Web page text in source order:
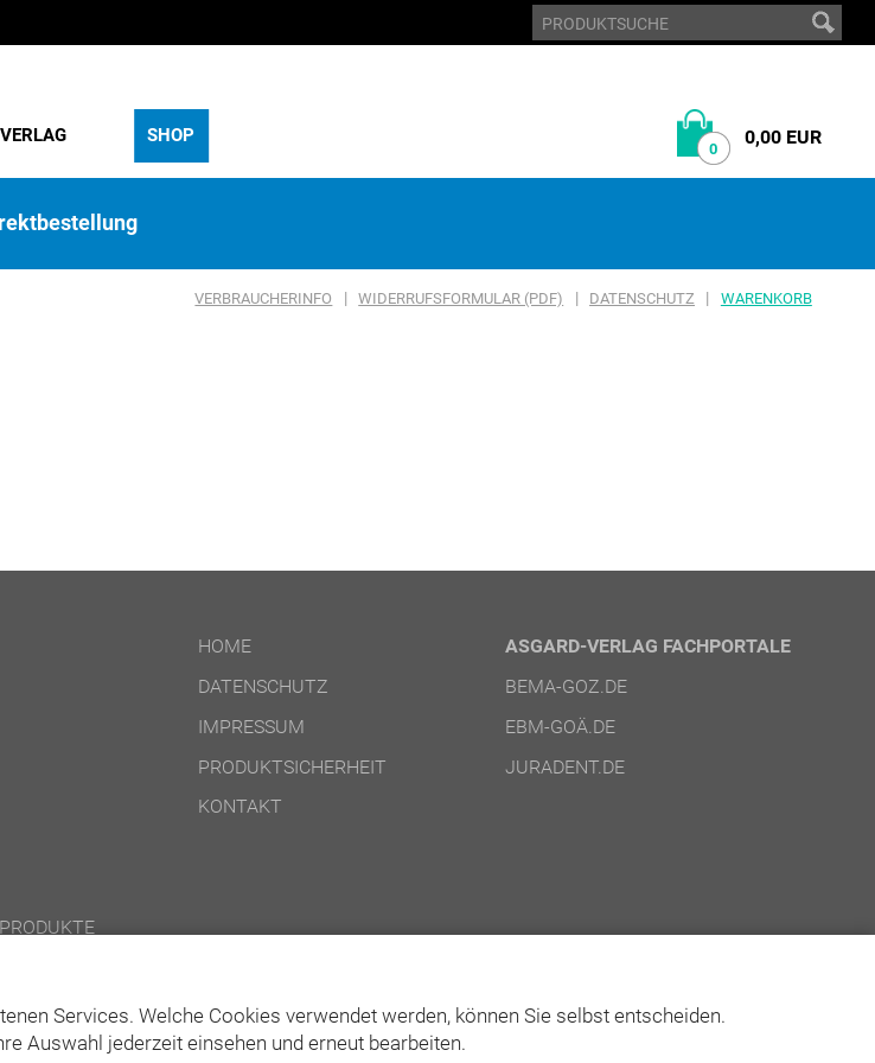
Services. Welche Cookies verwendet werden, können Sie selbst entscheiden.
Auswahl jederzeit einsehen und erneut bearbeiten.
SHOP
0 0,00 EUR
VERBRAUCHERINFO | WIDERRUFSFORMULAR (PDF) | DATENSCHUTZ | WARENKORB
HOME
DATENSCHUTZ
IMPRESSUM
PRODUKTSICHERHEIT
KONTAKT
ASGARD-VERLAG FACHPORTALE
BEMA-GOZ.DE
EBM-GOÄ.DE
JURADENT.DE